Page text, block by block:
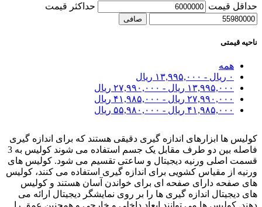
حداقل قیمت حداكثر قيمت
صافی
ناحیه قیمتی
همه
۰ ریال - ۱۳,۹۹۵,۰۰۰ ریال
۱۳,۹۹۵,۰۰۰ ریال - ۲۷,۹۹۰,۰۰۰ ریال
۲۷,۹۹۰,۰۰۰ ریال - ۴۱,۹۸۵,۰۰۰ ریال
۴۱,۹۸۵,۰۰۰ ریال - ۵۵,۹۸۰,۰۰۰ ریال
کولیس ها ابزارهای اندازه گیری دقیقی هستند که برای اندازه گیری
فاصله بین دو طرف مقابل یک جسم استفاده می شوند کولیس به 3
قسمت اصلی ورنیه دیجیتال و ساعتی تقسیم می شود. کولیس های
ورنیه از مقیاس کشویی برای اندازه گیری استفاده می کنند، کولیس
های صفحه دارای صفحه ای برای خواندن آسان هستند و کولیس
های دیجیتال اندازه گیری ها را بر روی نمایشگر دیجیتال ارائه می
دهند. کولیس ها می توانند ابعاد داخلی و خارجی و همچنین عمق را